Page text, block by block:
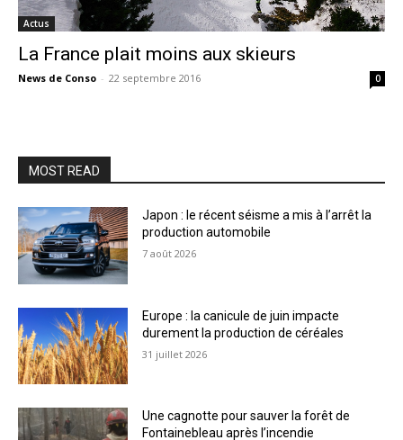
Actus
La France plait moins aux skieurs
News de Conso - 22 septembre 2016 0
MOST READ
Japon : le récent séisme a mis à l’arrêt la
production automobile
7 août 2026
Europe : la canicule de juin impacte
durement la production de céréales
31 juillet 2026
Une cagnotte pour sauver la forêt de
Fontainebleau après l’incendie